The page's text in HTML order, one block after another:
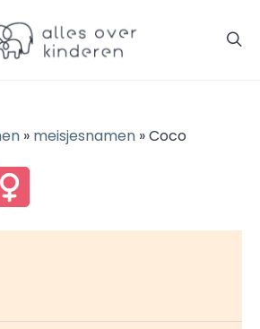
» meisjesnamen» Coco